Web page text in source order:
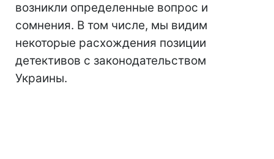
возникли определенные вопрос и
сомнения. В том числе, мы видим
некоторые расхождения позиции
детективов с законодательством
Украины.